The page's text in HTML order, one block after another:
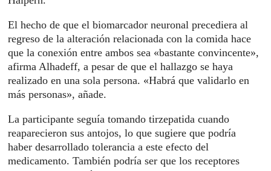
El hecho de que el biomarcador neuronal precediera al
regreso de la alteración relacionada con la comida hace
que la conexión entre ambos sea «bastante convincente»,
afirma Alhadeff, a pesar de que el hallazgo se haya
realizado en una sola persona. «Habrá que validarlo en
más personas», añade.
La participante seguía tomando tirzepatida cuando
reaparecieron sus antojos, lo que sugiere que podría
haber desarrollado tolerancia a este efecto del
medicamento. También podría ser que los receptores